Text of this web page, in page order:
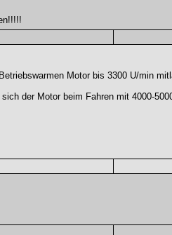
Motor bis 3300 U/min
der Motor beim Fahren mit 4000-